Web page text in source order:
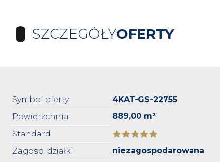
SZCZEGÓŁYOFERTY
Symbol oferty
4KAT-GS-22755
Powierzchnia
889,00 m²
Standard
Zagosp. działki
niezagospodarowana